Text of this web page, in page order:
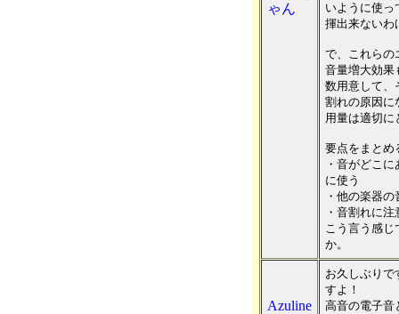
ゃん
いように使っ
揮出来ないわ
で、これらの
音量増大効果
数用意して、
割れの原因に
用量は適切に
要点をまとめ
・音がどこ
に使う
・他の楽器
・音割れに
こう言う感じ
か。
Azuline
お久しぶりで
すよ！
高音の電子音